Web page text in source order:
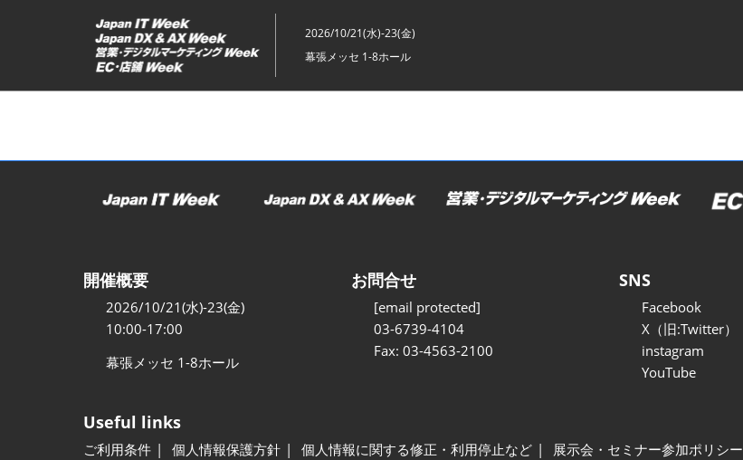
ッ
2026/10/21(水)-23(金)
幕張メッセ 1-8ホール
開催概要
2026/10/21(水)-23(金)
10:00-17:00
幕張メッセ 1-8ホール
お問合せ
[email protected]
03-6739-4104
Fax: 03-4563-2100
SNS
Facebook
X（旧:Twitter）
instagram
YouTube
Useful links
ご利用条件 個人情報保護方針 個人情報に関する修正・利用停止など 展示会・セミナー参加ポリシー